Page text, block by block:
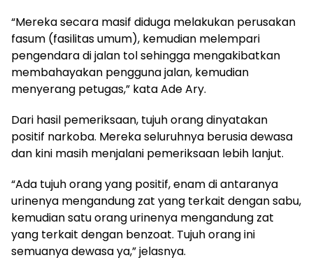
“Mereka secara masif diduga melakukan perusakan
fasum (fasilitas umum), kemudian melempari
pengendara di jalan tol sehingga mengakibatkan
membahayakan pengguna jalan, kemudian
menyerang petugas,” kata Ade Ary.
Dari hasil pemeriksaan, tujuh orang dinyatakan
positif narkoba. Mereka seluruhnya berusia dewasa
dan kini masih menjalani pemeriksaan lebih lanjut.
“Ada tujuh orang yang positif, enam di antaranya
urinenya mengandung zat yang terkait dengan sabu,
kemudian satu orang urinenya mengandung zat
yang terkait dengan benzoat. Tujuh orang ini
semuanya dewasa ya,” jelasnya.